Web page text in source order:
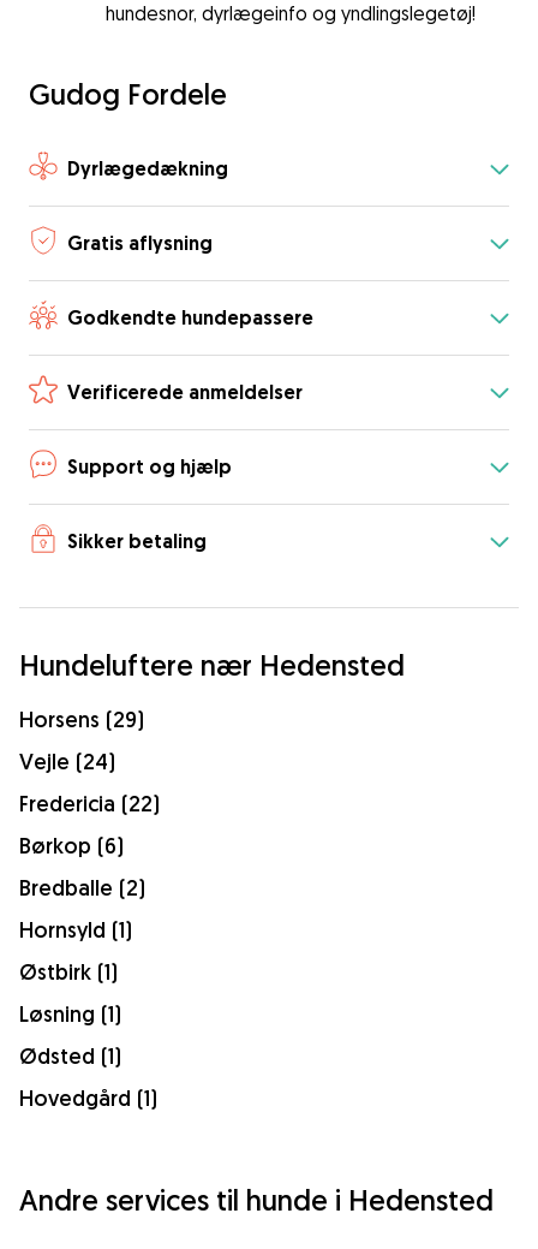
hundesnor, dyrlægeinfo og yndlingslegetøj!
Gudog Fordele
Dyrlægedækning
Gratis aflysning
Godkendte hundepassere
Verificerede anmeldelser
Support og hjælp
Sikker betaling
Hundeluftere nær Hedensted
Horsens (29)
Vejle (24)
Fredericia (22)
Børkop (6)
Bredballe (2)
Hornsyld (1)
Østbirk (1)
Løsning (1)
Ødsted (1)
Hovedgård (1)
Andre services til hunde i Hedensted